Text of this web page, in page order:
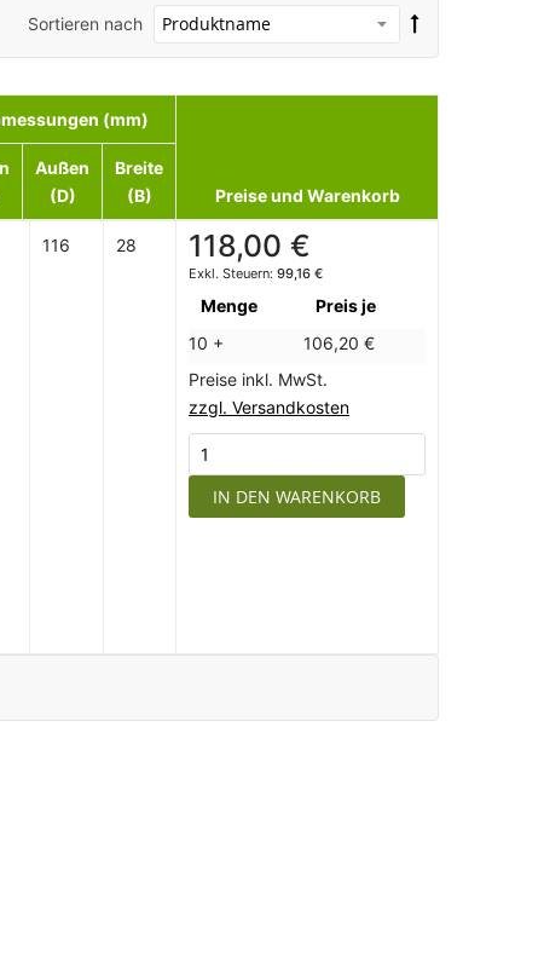
Sortieren nach
(mm)
Preise und Warenkorb
Außen
(D)
Breite
(B)
116 28 118,00 €
99,16 €
Menge
Preis je
10 +
106,20 €
Preise inkl. MwSt.
zzgl. Versandkosten
IN DEN WARENKORB